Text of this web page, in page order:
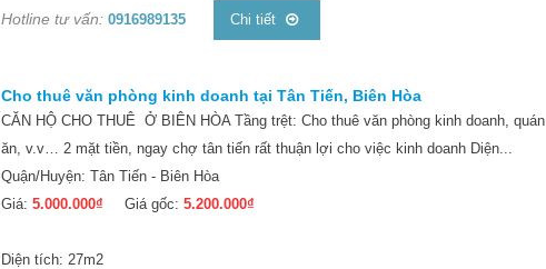
Hotline tư vấn: 0916989135 Chi tiết
Cho thuê văn phòng kinh doanh tại Tân Tiến, Biên Hòa
CĂN HỘ CHO THUÊ Ở BIÊN HÒA Tầng trệt: Cho thuê văn phòng kinh doanh, quán
ăn, v.v… 2 mặt tiền, ngay chợ tân tiến rất thuận lợi cho việc kinh doanh Diện...
Quận/Huyện: Tân Tiến - Biên Hòa
Giá: 5.000.000₫ Giá gốc: 5.200.000₫
Diện tích: 27m2